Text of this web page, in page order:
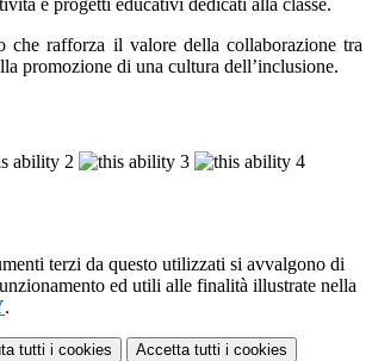
e progetti educativi dedicati alla classe.
che rafforza il valore della collaborazione tra
promozione di una cultura dell’inclusione.
terzi da questo utilizzati si avvalgono di
ed utili alle finalità illustrate nella
.
tutti i cookies Accetta tutti i cookies